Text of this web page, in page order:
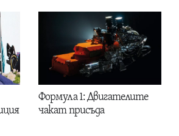
Формула 1: Двигателите
чакат присъда